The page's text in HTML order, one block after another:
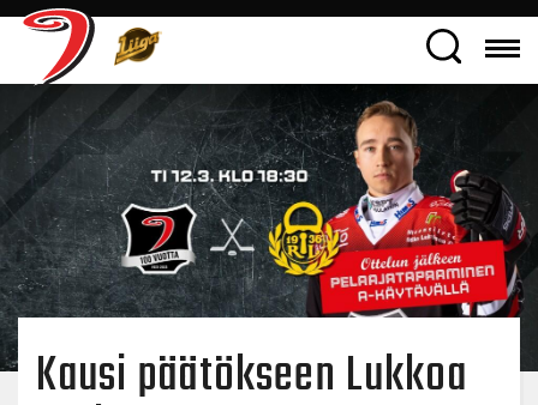
Kausi päätökseen Lukkoa